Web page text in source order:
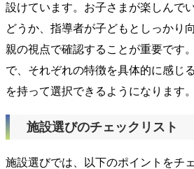
設けています。お子さまが楽しんで
どうか、指導者が子どもとしっかり
親の視点で確認することが重要です
で、それぞれの特徴を具体的に感じ
を持って選択できるようになります。
施設選びのチェックリスト
施設選びでは、以下のポイントをチ